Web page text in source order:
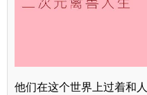
他们在这个世界上过着和